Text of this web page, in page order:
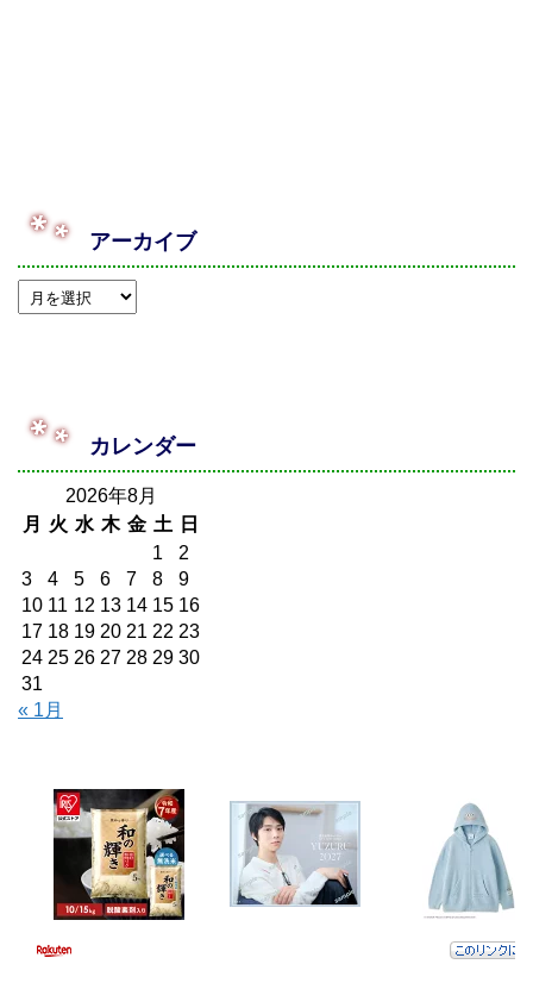
アーカイブ
カレンダー
2026年8月
月
火 水 木 金 土
日
1
2
3
4 5 6 7 8
9
10 11 12 13 14 15 16
17 18 19 20 21 22 23
24 25 26 27 28 29 30
31
« 1月